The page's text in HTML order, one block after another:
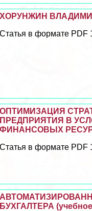
ХОРУНЖИН
Статья в формате PDF
ОПТИМИЗАЦИЯ
ПРЕДПРИЯТИЯ В
ФИНАНСОВЫХ
Статья в формате PDF
БУХГАЛТЕРА